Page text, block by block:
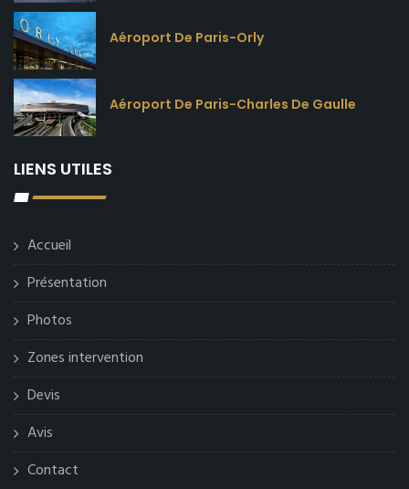
Aéroport De Paris-Orly
Aéroport De Paris-Charles De Gaulle
LIENS UTILES
Accueil
Présentation
Photos
Zones intervention
Devis
Avis
Contact